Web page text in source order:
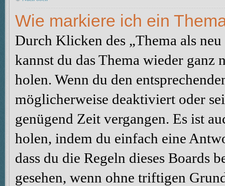
Wie markiere ich ein
Durch Klicken des „Thema als
kannst du das Thema wieder ganz
holen. Wenn du den
möglicherweise deaktiviert oder
genügend Zeit vergangen. Es ist
holen, indem du einfach eine
dass du die Regeln dieses Boards
gesehen, wenn ohne triftigen